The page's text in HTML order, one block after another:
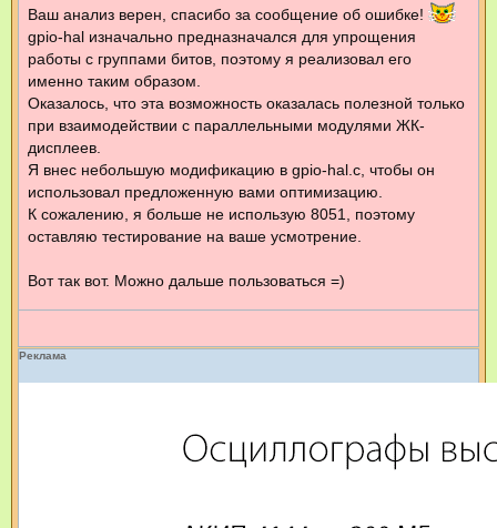
и
е
Ваш анализ верен, спасибо за сообщение об ошибке!
gpio-hal изначально предназначался для упрощения
работы с группами битов, поэтому я реализовал его
именно таким образом.
Оказалось, что эта возможность оказалась полезной только
при взаимодействии с параллельными модулями ЖК-
дисплеев.
Я внес небольшую модификацию в gpio-hal.c, чтобы он
использовал предложенную вами оптимизацию.
К сожалению, я больше не использую 8051, поэтому
оставляю тестирование на ваше усмотрение.
Вот так вот. Можно дальше пользоваться =)
Реклама